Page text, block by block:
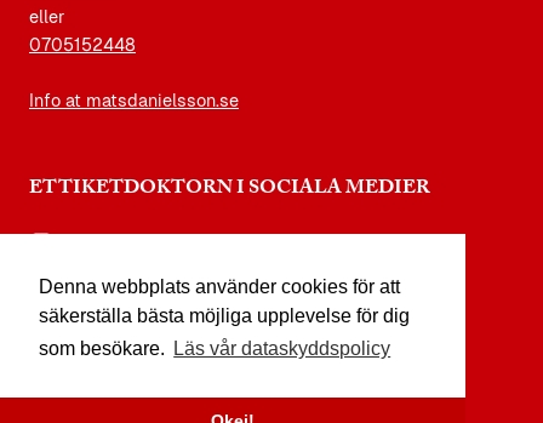
Denna webbplats använder cookies för att
säkerställa bästa möjliga upplevelse för dig
som besökare.
Läs vår dataskyddspolicy
eller
0705152448
Info at matsdanielsson.se
ETTIKETDOKTORN I SOCIALA MEDIER
facebook.com/etikettdoktorn
youtube.com/etikettdoktorn